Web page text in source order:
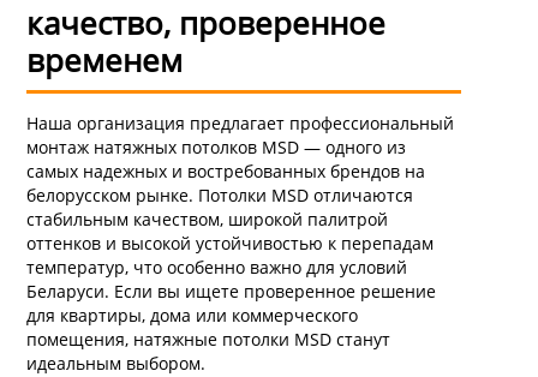
качество, проверенное
временем
Наша организация предлагает профессиональный
монтаж натяжных потолков MSD — одного из
самых надежных и востребованных брендов на
белорусском рынке. Потолки MSD отличаются
стабильным качеством, широкой палитрой
оттенков и высокой устойчивостью к перепадам
температур, что особенно важно для условий
Беларуси. Если вы ищете проверенное решение
для квартиры, дома или коммерческого
помещения, натяжные потолки MSD станут
идеальным выбором.